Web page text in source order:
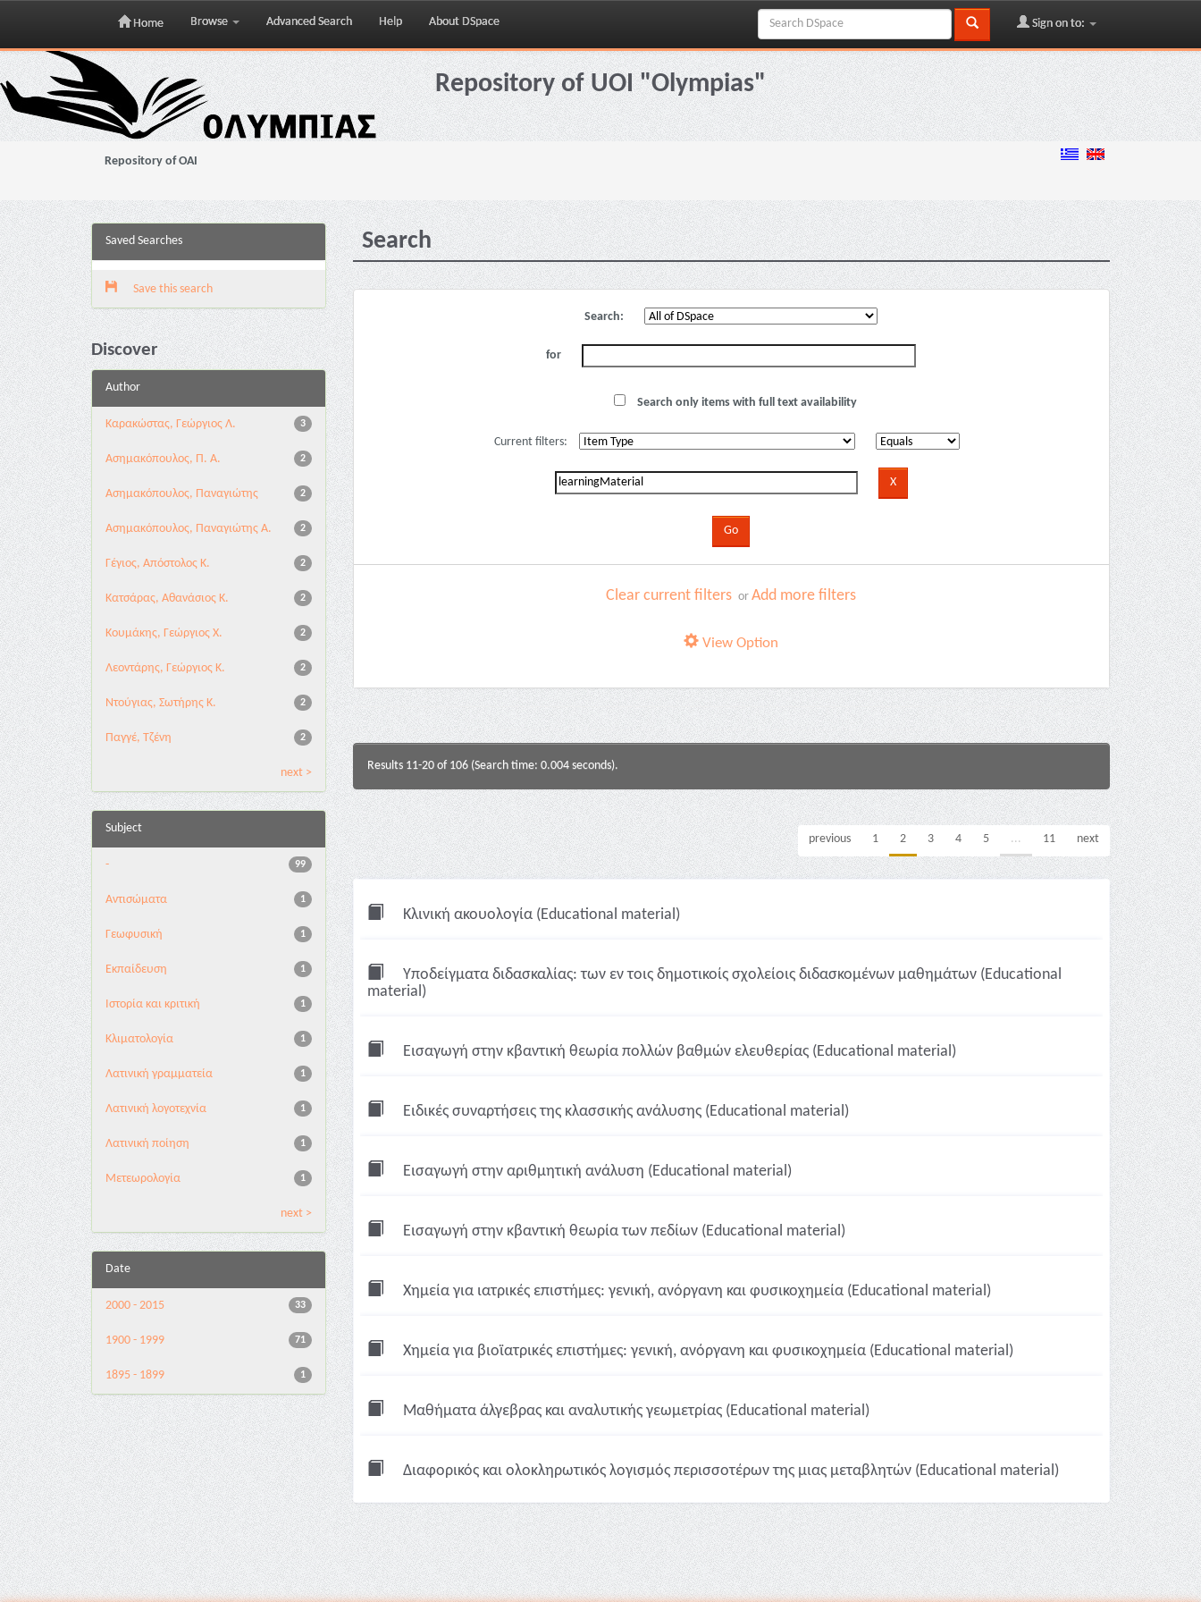
Skip
navigation
Home Browse Advanced Search Help About DSpace Sign on to:
Repository of UOI "Olympias"
Repository of OAI
Saved Searches
Save this search
Discover
Author
3
Καρακώστας, Γεώργιος Λ.
2
Ασημακόπουλος, Π. Α.
2
Ασημακόπουλος, Παναγιώτης
2
Ασημακόπουλος, Παναγιώτης Α.
2
Γέγιος, Απόστολος Κ.
2
Κατσάρας, Αθανάσιος Κ.
2
Κουμάκης, Γεώργιος Χ.
2
Λεοντάρης, Γεώργιος Κ.
2
Ντούγιας, Σωτήρης Κ.
2
Παγγέ, Τζένη
next >
Subject
99
-
1
Αντισώματα
1
Γεωφυσική
1
Εκπαίδευση
1
Ιστορία και κριτική
1
Κλιματολογία
1
Λατινική γραμματεία
1
Λατινική λογοτεχνία
1
Λατινική ποίηση
1
Μετεωρολογία
next >
Date
33
2000 - 2015
71
1900 - 1999
1
1895 - 1899
Search
Search:
for
Search only items with full text availability
Current filters:
Clear current filters orAdd more filters
View Option
Results 11-20 of 106 (Search time: 0.004 seconds).
previous 1 2 3 4 5 ... 11 next
Κλινική ακουολογία (Educational material)
Υποδείγματα διδασκαλίας: των εν τοις δημοτικοίς σχολείοις διδασκομένων μαθημάτων (Educational
material)
Εισαγωγή στην κβαντική θεωρία πολλών βαθμών ελευθερίας (Educational material)
Ειδικές συναρτήσεις της κλασσικής ανάλυσης (Educational material)
Εισαγωγή στην αριθμητική ανάλυση (Educational material)
Εισαγωγή στην κβαντική θεωρία των πεδίων (Educational material)
Χημεία για ιατρικές επιστήμες: γενική, ανόργανη και φυσικοχημεία (Educational material)
Χημεία για βιοϊατρικές επιστήμες: γενική, ανόργανη και φυσικοχημεία (Educational material)
Μαθήματα άλγεβρας και αναλυτικής γεωμετρίας (Educational material)
Διαφορικός και ολοκληρωτικός λογισμός περισσoτέρων της μιας μεταβλητών (Educational material)